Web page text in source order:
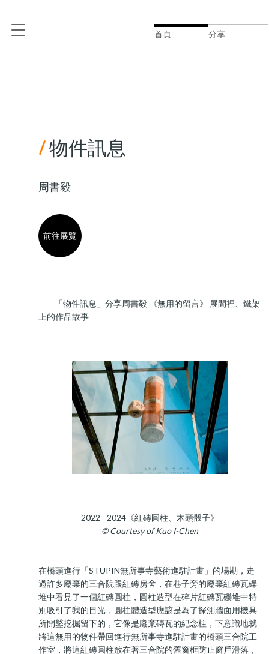
首頁 分享
/物件訊息
周書毅
前往展覽
—— 「物件訊息」分享周書毅 《無用的留言》 展間裡、鐵架
上的作品故事 ——
2022 - 2024《紅磚圓柱、木頭骰子》
© Courtesy of Kuo I-Chen
在橋頭進行「STUPIN無所事寺藝術進駐計畫」的場勘，走
過許多廢棄的三合院跟紅磚房舍，在巷子旁的廢棄紅磚瓦礫
堆中看見了一個紅磚圓柱，圓柱造型在碎片紅磚瓦礫堆中特
別吸引了我的目光，圓柱體造型應該是為了探測牆面用機具
所開鑿挖掘留下的，它像是廢棄磚瓦的紀念柱，下意識地就
將這無用的物件帶回進行無所事寺進駐計畫的橋頭三合院工
作室，將這紅磚圓柱放在著三合院的舊窗框防止窗戶滑落，